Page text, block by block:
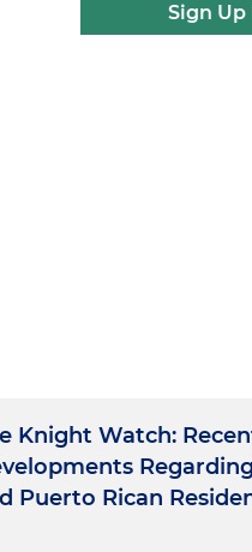
Sign Up
Knight Watch:
Puerto Rican